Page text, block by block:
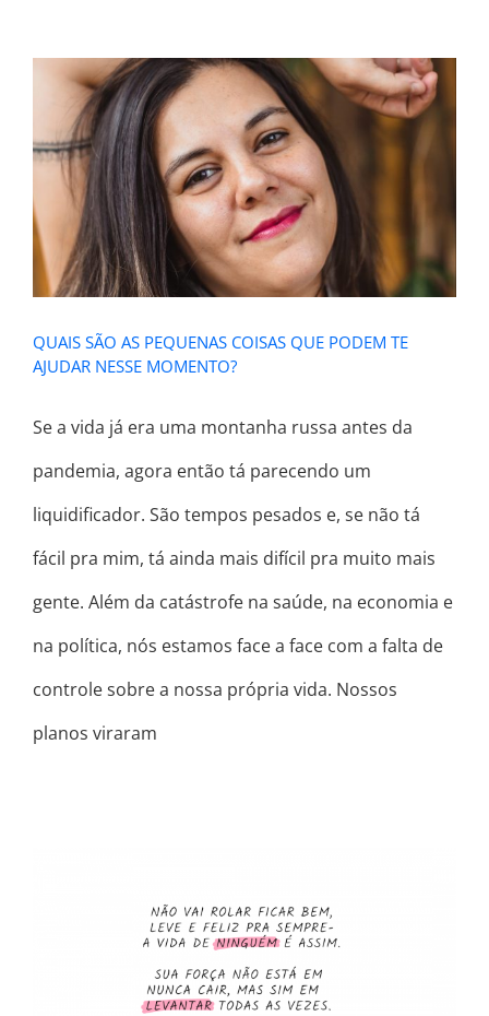
QUAIS SÃO AS PEQUENAS COISAS
QUE PODEM TE AJUDAR NESSE
MOMENTO?
QUAIS SÃO AS PEQUENAS COISAS QUE PODEM TE
AJUDAR NESSE MOMENTO?
Se a vida já era uma montanha russa antes da
pandemia, agora então tá parecendo um
liquidificador. São tempos pesados e, se não tá
fácil pra mim, tá ainda mais difícil pra muito mais
gente. Além da catástrofe na saúde, na economia e
na política, nós estamos face a face com a falta de
controle sobre a nossa própria vida. Nossos
planos viraram
NÃO VAI ROLAR FICAR BEM SEMPRE